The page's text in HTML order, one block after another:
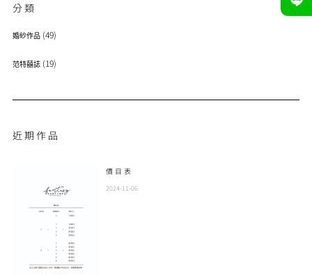
分類
婚紗作品(49)
范特囍誌(19)
近期作品
價目表
2024-11-06